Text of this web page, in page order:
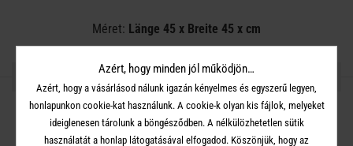
Méret: Länge 45 x Breite 45 x cm
OSZD MEG MÁSOKKAL!
Azért, hogy minden jól működjön…
Azért, hogy a vásárlásod nálunk igazán kényelmes és egyszerű legyen,
honlapunkon cookie-kat használunk. A cookie-k olyan kis fájlok, melyeket
ideiglenesen tárolunk a böngésződben. A nélkülözhetetlen sütik
használatát a honlap látogatásával elfogadod. Köszönjük, hogy az